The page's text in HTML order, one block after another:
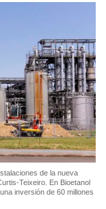
de la nueva
Teixeiro. En Bioetanol
inversión de 60 millones